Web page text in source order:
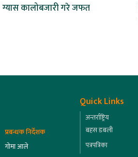
ग्यास कालोबजारी गरे जफत
प्रबन्धक निर्देशक
गोमा आले
Quick Links
अन्तर्राष्ट्रिय
बहस डबली
पत्रपत्रिका